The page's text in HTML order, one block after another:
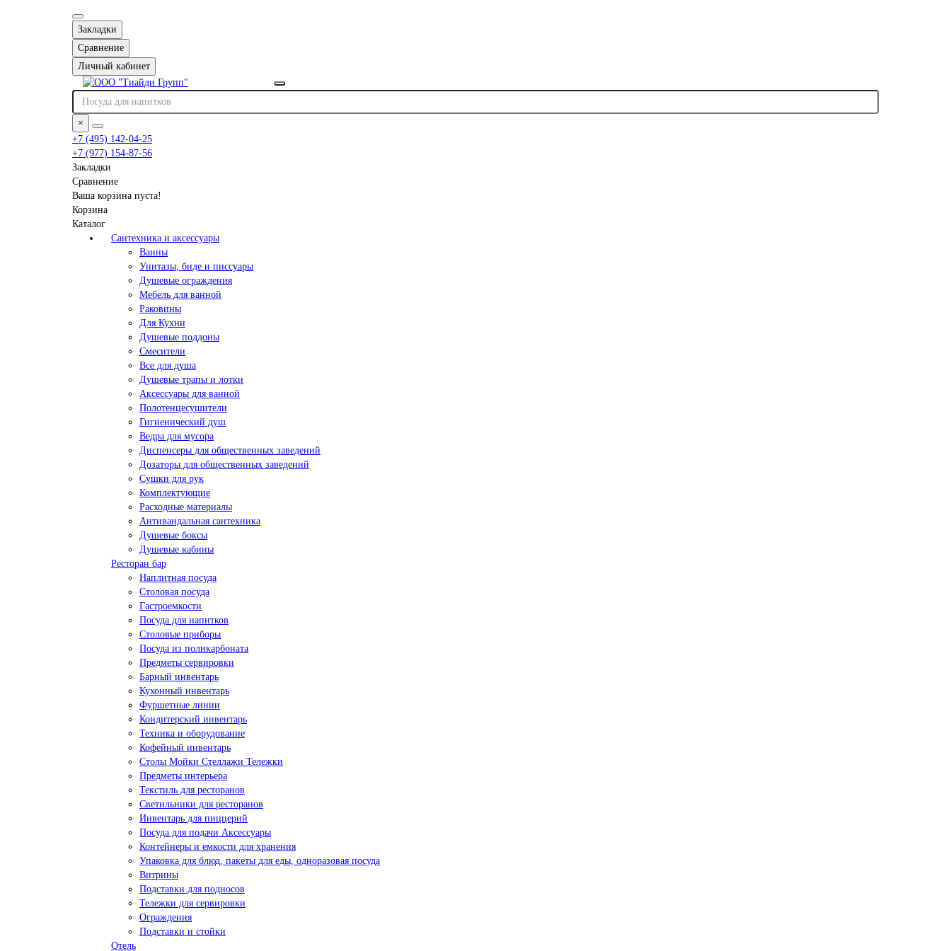
Закладки
Сравнение
Личный кабинет
×
+7 (495) 142-04-25
+7 (977) 154-87-56
Закладки
Сравнение
Ваша корзина пуста!
Корзина
Каталог
Сантехника и аксессуары
Ванны
Унитазы, биде и писсуары
Душевые ограждения
Мебель для ванной
Раковины
Для Кухни
Душевые поддоны
Смесители
Все для душа
Душевые трапы и лотки
Аксессуары для ванной
Полотенцесушители
Гигиенический душ
Ведра для мусора
Диспенсеры для общественных заведений
Дозаторы для общественных заведений
Сушки для рук
Комплектующие
Расходные материалы
Антивандальная сантехника
Душевые боксы
Душевые кабины
Ресторан бар
Наплитная посуда
Столовая посуда
Гастроемкости
Посуда для напитков
Столовые приборы
Посуда из поликарбоната
Предметы сервировки
Барный инвентарь
Кухонный инвентарь
Фуршетные линии
Кондитерский инвентарь
Техника и оборудование
Кофейный инвентарь
Столы Мойки Стеллажи Тележки
Предметы интерьера
Текстиль для ресторанов
Светильники для ресторанов
Инвентарь для пиццерий
Посуда для подачи Аксессуары
Контейнеры и емкости для хранения
Упаковка для блюд, пакеты для еды, одноразовая посуда
Витрины
Подставки для подносов
Тележки для сервировки
Ограждения
Подставки и стойки
Отель